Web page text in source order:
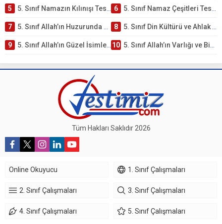
5 5. Sınıf Namazın Kılınışı Testi – Online Çöz 6 5. Sınıf Namaz Çeşitleri Testi – Online Çöz
7 5. Sınıf Allah’ın Huzurunda Olmak – Namaz İbadeti Testi 8 5. Sınıf Din Kültürü ve Ahlak Bilgisi 1. Ünite: Allah İnancı Çalışmaları
9 5. Sınıf Allah’ın Güzel İsimleri Testi – Online Çöz 10 5. Sınıf Allah’ın Varlığı ve Birliği Testi – Online Çöz
Tüm Hakları Saklıdır 2026
Online Okuyucu 1. Sınıf Çalışmaları
2. Sınıf Çalışmaları 3. Sınıf Çalışmaları
4. Sınıf Çalışmaları 5. Sınıf Çalışmaları